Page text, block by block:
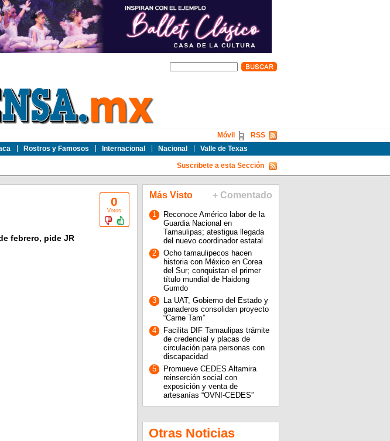
Rostros y Famosos Internacional Nacional Valle de Texas
RSS
Móvil
Suscribete a esta Sección
0
Votos
febrero, pide JR
Más Visto + Comentado
1
Reconoce Américo labor de la
Guardia Nacional en
Tamaulipas; atestigua llegada
del nuevo coordinador estatal
2
Ocho tamaulipecos hacen
historia con México en Corea
del Sur; conquistan el primer
título mundial de Haidong
Gumdo
3
La UAT, Gobierno del Estado y
ganaderos consolidan proyecto
“Carne Tam”
4
Facilita DIF Tamaulipas trámite
de credencial y placas de
circulación para personas con
discapacidad
5
Promueve CEDES Altamira
reinserción social con
exposición y venta de
artesanías “OVNI-CEDES”
Otras Noticias